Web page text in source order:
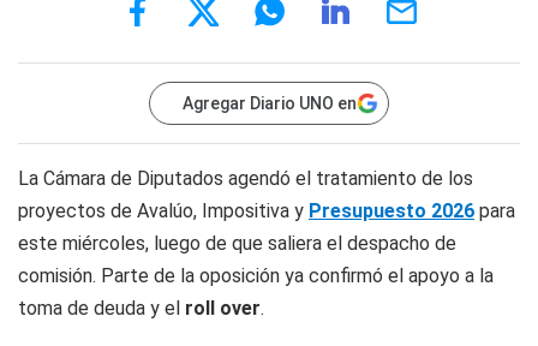
Agregar Diario UNO en
La Cámara de Diputados agendó el tratamiento de los
proyectos de Avalúo, Impositiva y Presupuesto 2026 para
este miércoles, luego de que saliera el despacho de
comisión. Parte de la oposición ya confirmó el apoyo a la
toma de deuda y el roll over.